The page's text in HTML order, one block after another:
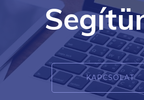
KAPCSOLAT